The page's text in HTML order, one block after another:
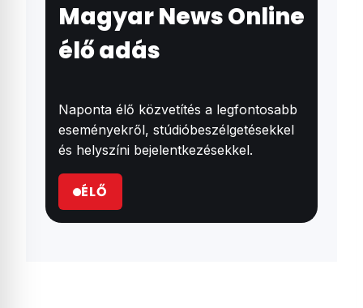
Magyar News Online
élő adás
Naponta élő közvetítés a legfontosabb
eseményekről, stúdióbeszélgetésekkel
és helyszíni bejelentkezésekkel.
ÉLŐ